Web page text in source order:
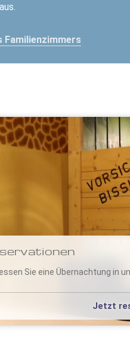
Sie eine Übernachtung in
Jetzt